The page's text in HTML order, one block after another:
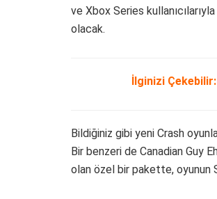
ve Xbox Series
olacak.
İlginizi Çekebilir:
Bildiğiniz gibi yeni Crash
Bir benzeri de Canadian Guy
olan özel bir pakette, oyunun